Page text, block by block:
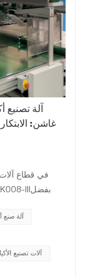
آلة
غاشن:
في قطاع
هذا
آلة
آلات تصنيع